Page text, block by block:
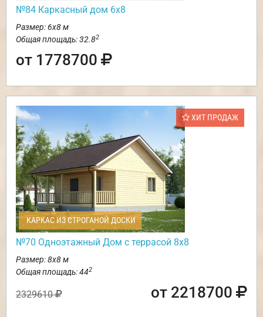
№84 Каркасный дом 6х8
Размер: 6х8 м
Общая площадь: 32.82
от 1778700
ХИТ ПРОДАЖ
КАРКАС ИЗ СТРОГАНОЙ ДОСКИ
№70 Одноэтажный Дом с террасой 8х8
Размер: 8х8 м
Общая площадь: 442
2329610 от 2218700